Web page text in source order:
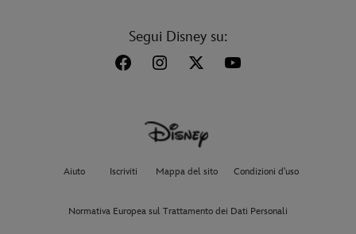
Segui Disney su:
Aiuto Iscriviti Mappa del sito Condizioni d'uso
Normativa Europea sul Trattamento dei Dati Personali